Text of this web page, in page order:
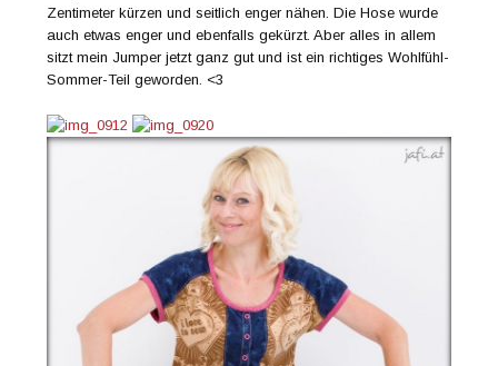
Zentimeter kürzen und seitlich enger nähen. Die Hose wurde
auch etwas enger und ebenfalls gekürzt. Aber alles in allem
sitzt mein Jumper jetzt ganz gut und ist ein richtiges Wohlfühl-
Sommer-Teil geworden. <3